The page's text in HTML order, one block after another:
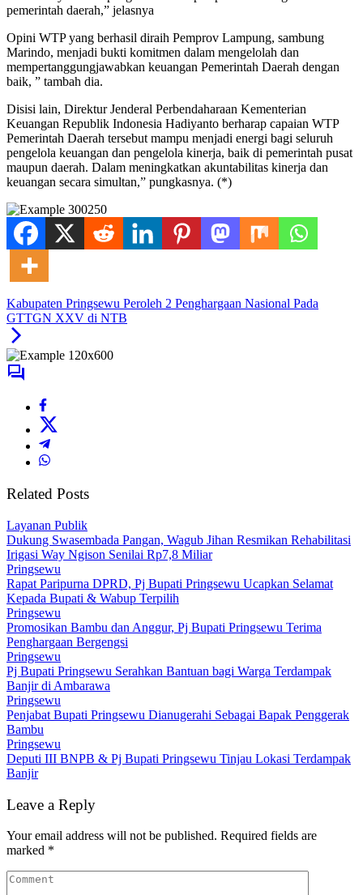
pemerintah daerah,” jelasnya
Opini WTP yang berhasil diraih Pemprov Lampung, sambung
Marindo, menjadi bukti komitmen dalam mengelolah dan
mempertanggungjawabkan keuangan Pemerintah Daerah dengan
baik, ” tambah dia.
Disisi lain, Direktur Jenderal Perbendaharaan Kementerian
Keuangan Republik Indonesia Hadiyanto berharap capaian WTP
Pemerintah Daerah tersebut mampu menjadi energi bagi seluruh
pengelola keuangan dan pengelola kinerja, baik di pemerintah pusat
maupun daerah. Dalam meningkatkan akuntabilitas kinerja dan
keuangan secara simultan,” pungkasnya. (*)
Kabupaten Pringsewu Peroleh 2 Penghargaan Nasional Pada
GTTGN XXV di NTB
Related Posts
Layanan Publik
Dukung Swasembada Pangan, Wagub Jihan Resmikan Rehabilitasi
Irigasi Way Ngison Senilai Rp7,8 Miliar
Pringsewu
Rapat Paripurna DPRD, Pj Bupati Pringsewu Ucapkan Selamat
Kepada Bupati & Wabup Terpilih
Pringsewu
Promosikan Bambu dan Anggur, Pj Bupati Pringsewu Terima
Penghargaan Bergengsi
Pringsewu
Pj Bupati Pringsewu Serahkan Bantuan bagi Warga Terdampak
Banjir di Ambarawa
Pringsewu
Penjabat Bupati Pringsewu Dianugerahi Sebagai Bapak Penggerak
Bambu
Pringsewu
Deputi III BNPB & Pj Bupati Pringsewu Tinjau Lokasi Terdampak
Banjir
Leave a Reply
Your email address will not be published. Required fields are
marked *